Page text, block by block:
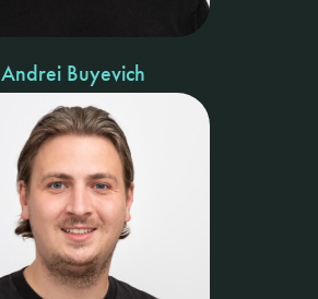
Andrei Buyevich